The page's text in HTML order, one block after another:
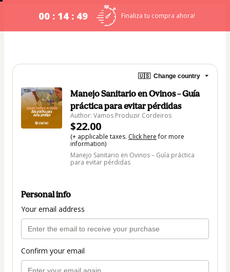
00 : 14 : 48 Finaliza tu compra ahora!
🇺🇸 Change country
Manejo Sanitario en Ovinos – Guía
práctica para evitar pérdidas
Author: Vamos Produzir Cordeiros
$22.00
(+ applicable taxes. Click herefor more
information)
Manejo Sanitario en Ovinos – Guía práctica
para evitar pérdidas
Personal info
Your email address
Confirm your email